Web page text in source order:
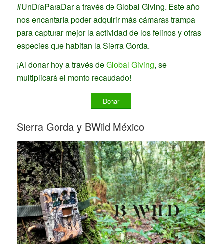
#UnDíaParaDar a través de Global Giving. Este año
nos encantaría poder adquirir más cámaras trampa
para capturar mejor la actividad de los felinos y otras
especies que habitan la Sierra Gorda.
¡Al donar hoy a través deGlobal Giving, se
multiplicará el monto recaudado!
Donar
Sierra Gorda y BWild México